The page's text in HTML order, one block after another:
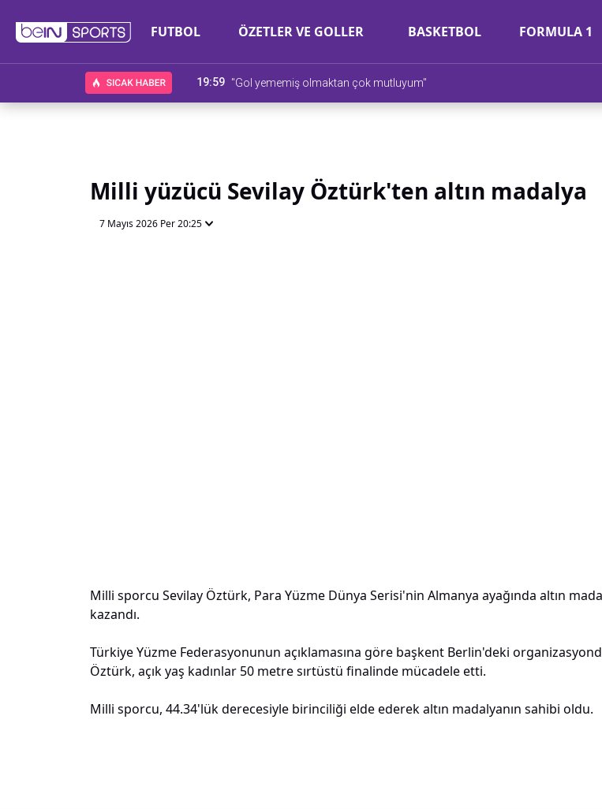
FUTBOL ÖZETLER VE GOLLER BASKETBOL FORMULA 1
19:59 "Gol yememiş olmaktan çok mutluyum"
Milli yüzücü Sevilay Öztürk'ten altın madalya
7 Mayıs 2026 Per 20:25
Milli sporcu Sevilay Öztürk, Para Yüzme Dünya Serisi'nin Almanya ayağında altın
kazandı.
Türkiye Yüzme Federasyonunun açıklamasına göre başkent Berlin'deki
Öztürk, açık yaş kadınlar 50 metre sırtüstü finalinde mücadele etti.
Milli sporcu, 44.34'lük derecesiyle birinciliği elde ederek altın madalyanın sahibi oldu.